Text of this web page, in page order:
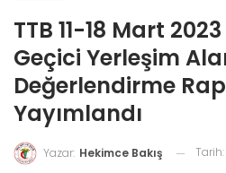
TTB 11-18 Mart
Geçici Yerleşim
Değerlendirme
Yayımlandı
Yazar: Hekimce Bakış Tarih: